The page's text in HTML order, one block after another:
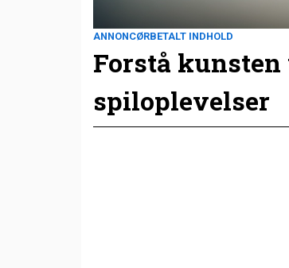
ANNONCØRBETALT INDHOLD
Forstå
spiloplevelser